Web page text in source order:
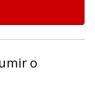
o